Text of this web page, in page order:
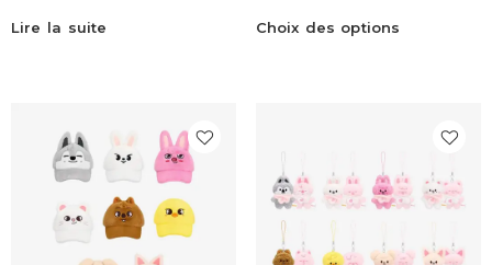
Lire la suite Choix des options